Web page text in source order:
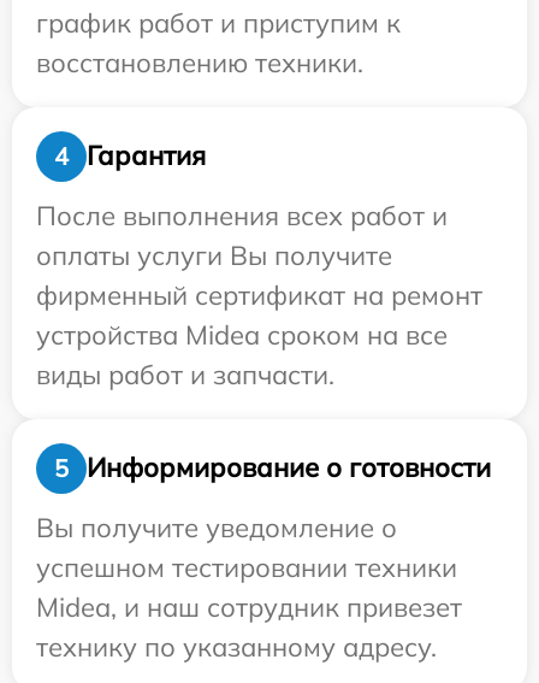
график работ и приступим к
восстановлению техники.
4
Гарантия
После выполнения всех работ и
оплаты услуги Вы получите
фирменный сертификат на ремонт
устройства Midea сроком на все
виды работ и запчасти.
5
Информирование о готовности
Вы получите уведомление о
успешном тестировании техники
Midea, и наш сотрудник привезет
технику по указанному адресу.